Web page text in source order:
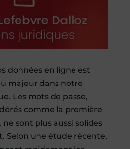
données en ligne est
majeur dans notre
Les mots de passe,
comme la première
sont plus aussi solides
Selon une étude récente,